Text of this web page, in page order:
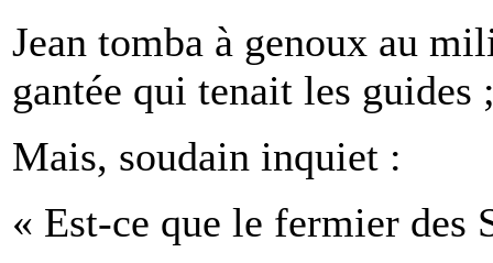
Jean tomba à genoux au
gantée qui tenait les
Mais, soudain inquiet :
« Est-ce que le fermier des